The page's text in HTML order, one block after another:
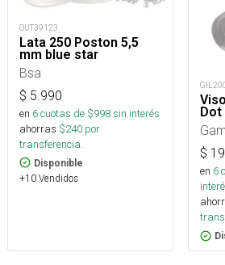
OUT39123
Lata 250 Poston 5,5
mm blue star
Bsa
$ 5.990
en 6cuotas de $998sin interés
ahorras $240 por
transferencia.
Disponible
+10 Vendidos
Dot
$
en 6